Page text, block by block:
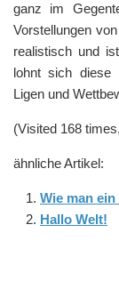
ganz im
Vorstellungen
realistisch und
lohnt sich diese
Ligen und
(Visited 168
ähnliche Artikel:
Wie man
Hallo Welt!